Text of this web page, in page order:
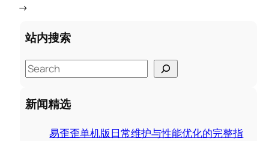
→
站内搜索
S
e
a
r
新闻精选
易歪歪单机版日常维护与性能优化的完整指